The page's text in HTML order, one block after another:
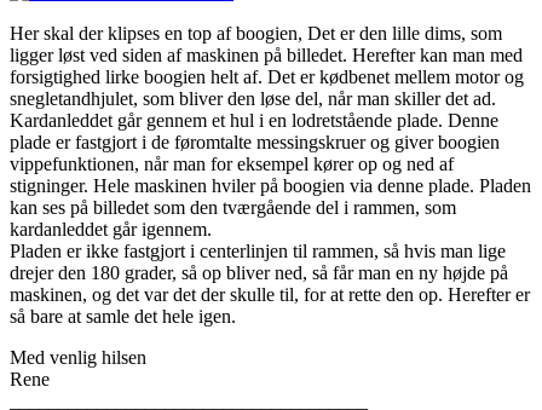
Her skal der klipses en top af boogien, Det er den lille dims, som
ligger løst ved siden af maskinen på billedet. Herefter kan man med
forsigtighed lirke boogien helt af. Det er kødbenet mellem motor og
snegletandhjulet, som bliver den løse del, når man skiller det ad.
Kardanleddet går gennem et hul i en lodretstående plade. Denne
plade er fastgjort i de føromtalte messingskruer og giver boogien
vippefunktionen, når man for eksempel kører op og ned af
stigninger. Hele maskinen hviler på boogien via denne plade. Pladen
kan ses på billedet som den tværgående del i rammen, som
kardanleddet går igennem.
Pladen er ikke fastgjort i centerlinjen til rammen, så hvis man lige
drejer den 180 grader, så op bliver ned, så får man en ny højde på
maskinen, og det var det der skulle til, for at rette den op. Herefter er
så bare at samle det hele igen.
Med venlig hilsen
Rene